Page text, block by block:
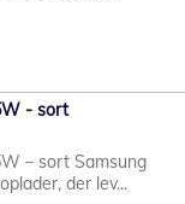
- sort
– sort Samsung
der lev...